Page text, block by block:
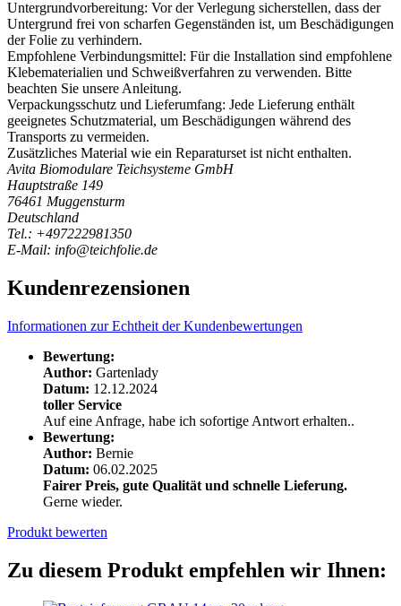
Untergrundvorbereitung: Vor der Verlegung sicherstellen, dass der
Untergrund frei von scharfen Gegenständen ist, um Beschädigungen
der Folie zu verhindern.
Empfohlene Verbindungsmittel: Für die Installation sind empfohlene
Klebematerialien und Schweißverfahren zu verwenden. Bitte
beachten Sie unsere Anleitung.
Verpackungsschutz und Lieferumfang: Jede Lieferung enthält
geeignetes Schutzmaterial, um Beschädigungen während des
Transports zu vermeiden.
Zusätzliches Material wie ein Reparaturset ist nicht enthalten.
Avita Biomodulare Teichsysteme GmbH
Hauptstraße 149
76461 Muggensturm
Deutschland
Tel.: +497222981350
E-Mail: info@teichfolie.de
Kundenrezensionen
Informationen zur Echtheit der Kundenbewertungen
Bewertung:
Author: Gartenlady
Datum: 12.12.2024
toller Service
Auf eine Anfrage, habe ich sofortige Antwort erhalten..
Bewertung:
Author: Bernie
Datum: 06.02.2025
Fairer Preis, gute Qualität und schnelle Lieferung.
Gerne wieder.
Produkt bewerten
Zu diesem Produkt empfehlen wir Ihnen: